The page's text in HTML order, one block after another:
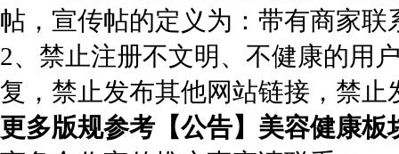
帖，宣传帖的定义为：带有商家
2、禁止注册不文明、不健康的用
复，禁止发布其他网站链接，禁
更多版规参考【公告】美容健康板